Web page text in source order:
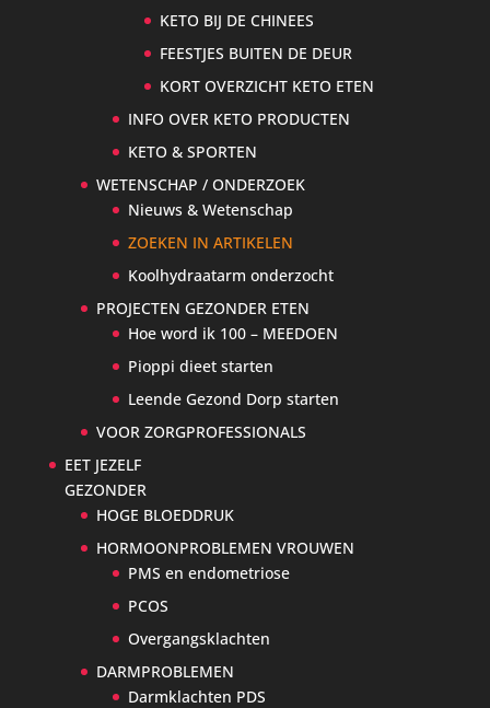
KETO BIJ DE CHINEES
FEESTJES BUITEN DE DEUR
KORT OVERZICHT KETO ETEN
INFO OVER KETO PRODUCTEN
KETO & SPORTEN
WETENSCHAP / ONDERZOEK
Nieuws & Wetenschap
ZOEKEN IN ARTIKELEN
Koolhydraatarm onderzocht
PROJECTEN GEZONDER ETEN
Hoe word ik 100 – MEEDOEN
Pioppi dieet starten
Leende Gezond Dorp starten
VOOR ZORGPROFESSIONALS
EET JEZELF
GEZONDER
HOGE BLOEDDRUK
HORMOONPROBLEMEN VROUWEN
PMS en endometriose
PCOS
Overgangsklachten
DARMPROBLEMEN
Darmklachten PDS